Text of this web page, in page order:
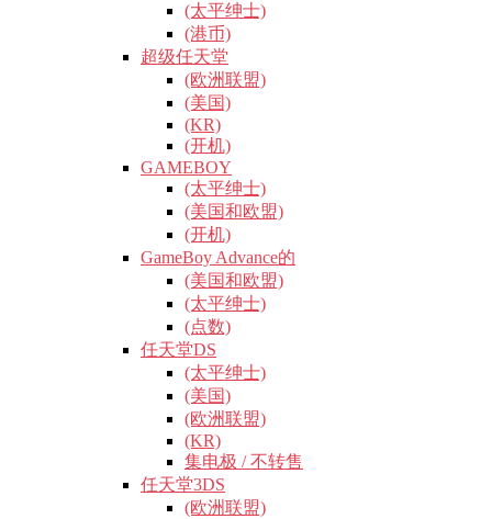
(太平绅士)
(港币)
超级任天堂
(欧洲联盟)
(美国)
(KR)
(开机)
GAMEBOY
(太平绅士)
(美国和欧盟)
(开机)
GameBoy Advance的
(美国和欧盟)
(太平绅士)
(点数)
任天堂DS
(太平绅士)
(美国)
(欧洲联盟)
(KR)
集电极 / 不转售
任天堂3DS
(欧洲联盟)